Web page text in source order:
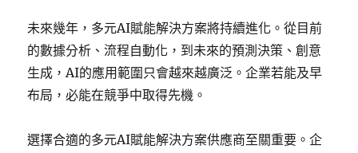
未來幾年，多元AI賦能解決方案將持續進化。從目前
的數據分析、流程自動化，到未來的預測決策、創意
生成，AI的應用範圍只會越來越廣泛。企業若能及早
布局，必能在競爭中取得先機。
選擇合適的多元AI賦能解決方案供應商至關重要。企